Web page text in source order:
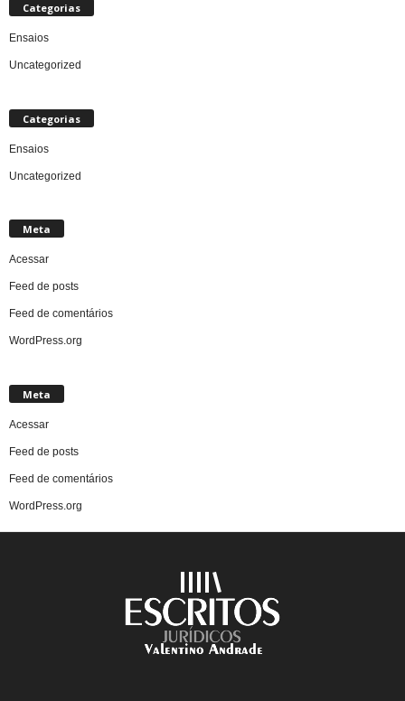
Categorias
Ensaios
Uncategorized
Categorias
Ensaios
Uncategorized
Meta
Acessar
Feed de posts
Feed de comentários
WordPress.org
Meta
Acessar
Feed de posts
Feed de comentários
WordPress.org